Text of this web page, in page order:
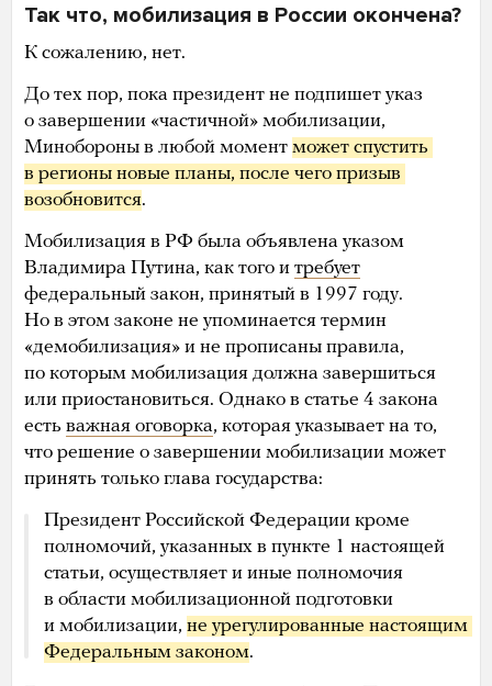
Так что, мобилизация в России окончена?
К сожалению, нет.
До тех пор, пока президент не подпишет указ
о завершении «частичной» мобилизации,
Минобороны в любой момент может спустить
в регионы новые планы, после чего призыв
возобновится.
Мобилизация в РФ была объявлена указом
Владимира Путина, как того и требует
федеральный закон, принятый в 1997 году.
Но в этом законе не упоминается термин
«демобилизация» и не прописаны правила,
по которым мобилизация должна завершиться
или приостановиться. Однако в статье 4 закона
есть важная оговорка, которая указывает на то,
что решение о завершении мобилизации может
принять только глава государства:
Президент Российской Федерации кроме
полномочий, указанных в пункте 1 настоящей
статьи, осуществляет и иные полномочия
в области мобилизационной подготовки
и мобилизации, не урегулированные настоящим
Федеральным законом.